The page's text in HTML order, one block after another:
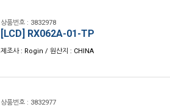
상품번호 : 3832978
[LCD] RX062A-01-TP
제조사 : Rogin / 원산지 : CHINA
상품번호 : 3832977